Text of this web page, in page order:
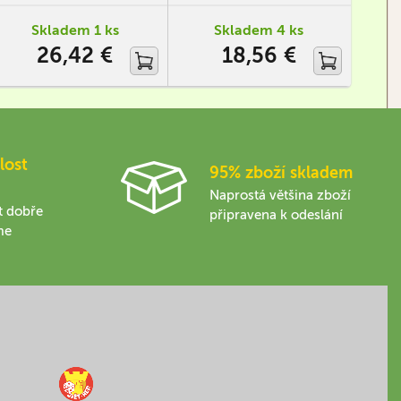
Skladem 1 ks
26,42 €
Skladem 4 ks
18,56 €
dobře
95% zboží skladem
Naprostá většina zboží
připravena k odeslání